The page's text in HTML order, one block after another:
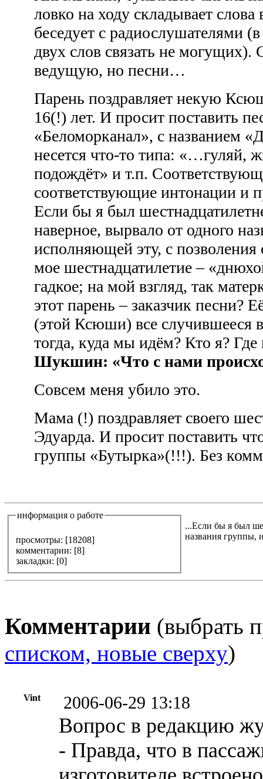
ловко на ходу складывает
беседует с радиослушателями
двух слов связать не
ведущую, но песни…
Парень поздравляет некую
16(!) лет. И просит поставить
«Беломорканал», с названием
несется что-то типа: «…гуляй,
подождёт» и т.п.
соответствующие интонации и
Если бы я был
наверное, вырвало от одного
исполняющей эту, с позволения
мое шестнадцатилетие –
гадкое; на мой взгляд, так
этот парень – заказчик песни?
(этой Ксюши) все случившееся
тогда, куда мы идём? Кто я?
Шукшин: «Что с нами
Совсем меня убило это.
Мама (!) поздравляет своего
Эдуарда. И просит поставить
группы «Бутырка»(!!!). Без
информация о работе
просмотры: [18208]
комментарии: [8]
закладки: [0]
...Если бы я был
названия группы,
Комментарии (выбрать
списком, новые сверху)
Vint 2006-06-29 13:18
Вопрос в редакцию
- Правда, что в